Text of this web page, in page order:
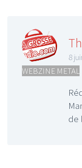
8
WEBZINE METAL
de